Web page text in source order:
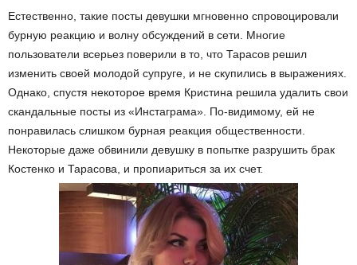
Естественно, такие посты девушки мгновенно спровоцировали
бурную реакцию и волну обсуждений в сети. Многие
пользователи всерьез поверили в то, что Тарасов решил
изменить своей молодой супруге, и не скупились в выражениях.
Однако, спустя некоторое время Кристина решила удалить свои
скандальные посты из «Инстаграма». По-видимому, ей не
понравилась слишком бурная реакция общественности.
Некоторые даже обвинили девушку в попытке разрушить брак
Костенко и Тарасова, и пропиариться за их счет.